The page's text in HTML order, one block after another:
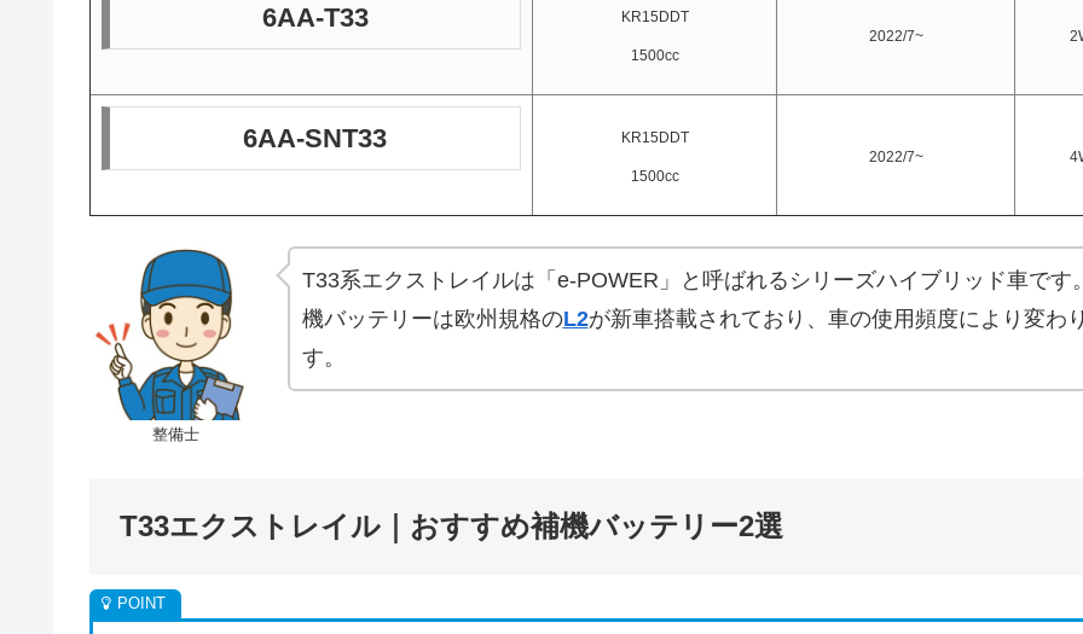
6AA-T33 KR15DDT
1500cc
2022/7~
6AA-SNT33 KR15DDT
1500cc
2022/7~
整備士
T33系エクストレイルは「e-POWER」と呼ばれるシリーズハイブリッド車で
機バッテリーは欧州規格のL2が新車搭載されており、車の使用頻度により変わ
す。
T33エクストレイル｜おすすめ補機バッテリー2選